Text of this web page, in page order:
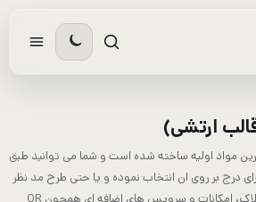
ارتشی)
مواد اولیه ساخته شده است و شما می توانید طبق
درج بر روی ان انتخاب نموده و یا حتی طرح مد نظر